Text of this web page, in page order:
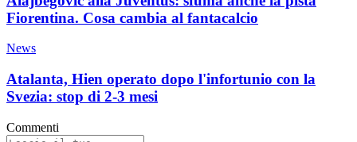
Fiorentina. Cosa cambia al fantacalcio
News
Atalanta, Hien operato dopo l'infortunio con la
Svezia: stop di 2-3 mesi
Commenti